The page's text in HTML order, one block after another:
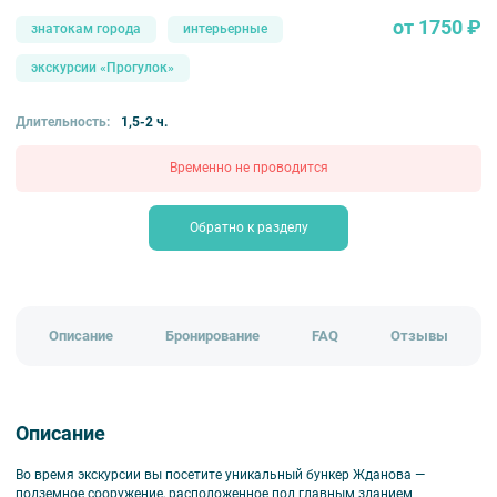
знатокам города интерьерные
экскурсии «Прогулок»
от 1750 ₽
Длительность: 1,5-2 ч.
Временно не проводится
Обратно к разделу
Описание Бронирование FAQ Отзывы
Описание
Во время экскурсии вы посетите уникальный бункер Жданова —